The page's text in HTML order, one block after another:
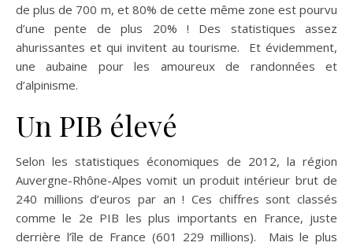
de plus de 700 m, et 80% de cette même zone est pourvu
d’une pente de plus 20% ! Des statistiques assez
ahurissantes et qui invitent au tourisme. Et évidemment,
une aubaine pour les amoureux de randonnées et
d’alpinisme.
Un PIB élevé
Selon les statistiques économiques de 2012, la région
Auvergne-Rhône-Alpes vomit un produit intérieur brut de
240 millions d’euros par an ! Ces chiffres sont classés
comme le 2e PIB les plus importants en France, juste
derrière l’île de France (601 229 millions). Mais le plus